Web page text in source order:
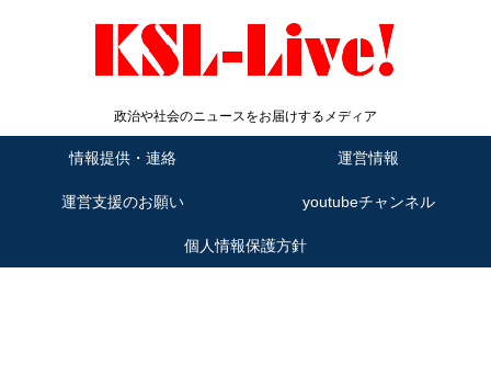
政治や社会のニュースをお届けするメディア
情報提供・連絡 運営情報
運営支援のお願い youtubeチャンネル
個人情報保護方針